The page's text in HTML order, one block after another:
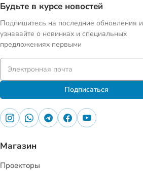
Будьте в курсе новостей
Подпишитесь на последние обновления и
узнавайте о новинках и специальных
предложениях первыми
Подписаться
Магазин
Проекторы